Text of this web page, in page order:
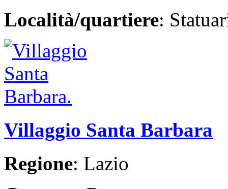
Località/quartiere:
Villaggio Santa Barbara
Regione: Lazio